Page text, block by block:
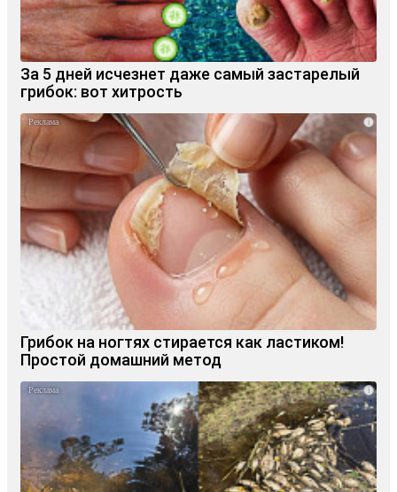
За 5 дней исчезнет даже самый застарелый
грибок: вот хитрость
i
Грибок на ногтях стирается как ластиком!
Простой домашний метод
i